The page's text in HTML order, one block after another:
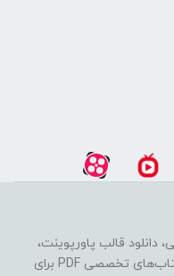
دانلود قالب پاورپوینت،
پاورپوینت آماده، آموزش پاورپوینت و کتاب‌های تخصصی PDF برای